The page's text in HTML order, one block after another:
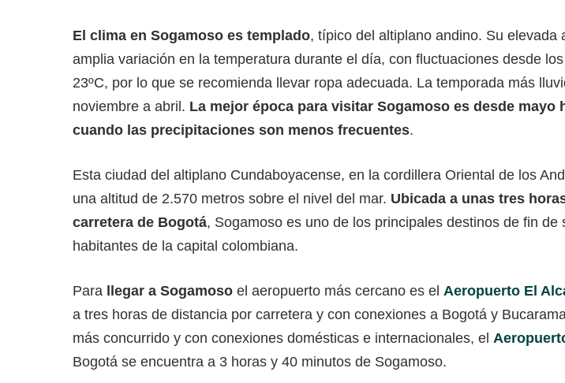
El clima en Sogamoso es templado, típico del altiplano andino. Su elevada
amplia variación en la temperatura durante el día, con fluctuaciones desde
23ºC, por lo que se recomienda llevar ropa adecuada. La temporada más
noviembre a abril. La mejor época para visitar Sogamoso es desde mayo
cuando las precipitaciones son menos frecuentes.
Esta ciudad del altiplano Cundaboyacense, en la cordillera Oriental de los
una altitud de 2.570 metros sobre el nivel del mar. Ubicada a unas tres
carretera de Bogotá, Sogamoso es uno de los principales destinos de fin de
habitantes de la capital colombiana.
Para llegar a Sogamoso el aeropuerto más cercano es el Aeropuerto El
a tres horas de distancia por carretera y con conexiones a Bogotá y
más concurrido y con conexiones domésticas e internacionales, el
Bogotá se encuentra a 3 horas y 40 minutos de Sogamoso.